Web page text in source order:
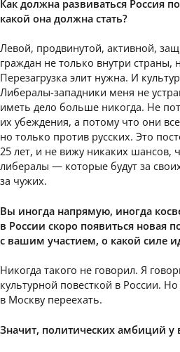
Как должна развиваться Россия
какой она должна стать?
Левой, продвинутой, активной,
граждан не только внутри страны,
Перезагрузка элит нужна. И
Либералы-западники меня не
иметь дело больше никогда. Не
их убеждения, а потому что они
но только против русских. Это
25 лет, и не вижу никаких шансов,
либералы — которые будут за
за чужих.
Вы иногда напрямую, иногда
в России скоро появиться новая
с вашим участием, о какой силе
Никогда такого не говорил. Я
культурной повесткой в России.
в Москву переехать.
Значит, политических амбиций у